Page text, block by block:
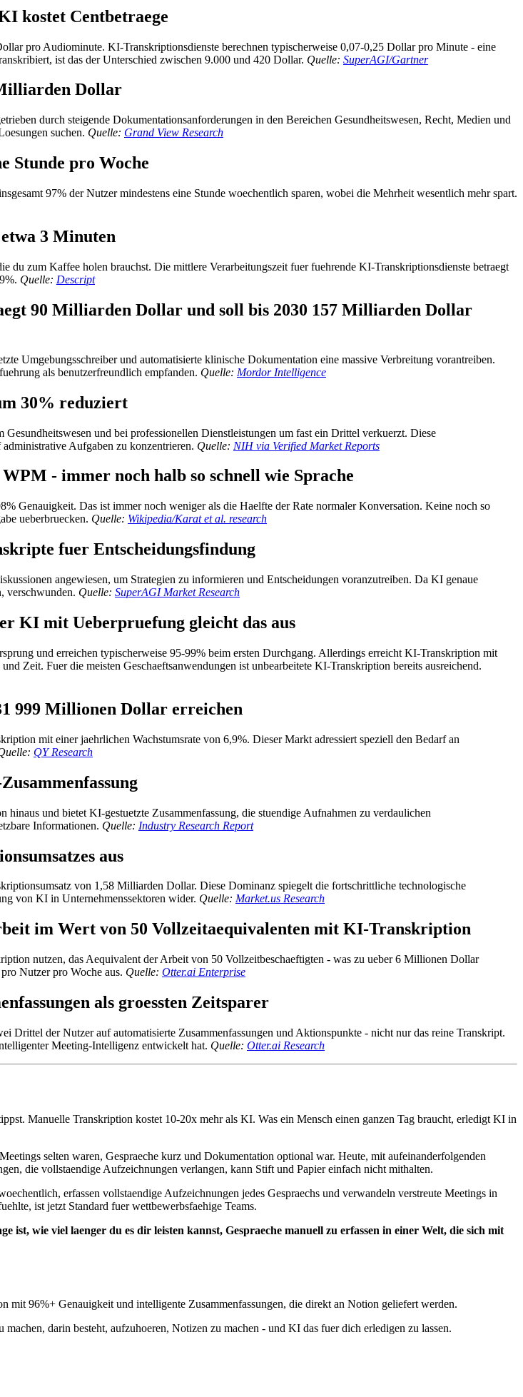
kostet Centbetraege
pro Audiominute. KI-Transkriptionsdienste berechnen typischerweise 0,07-0,25 Dollar pro Minute - eine
ist das der Unterschied zwischen 9.000 und 420 Dollar. Quelle: SuperAGI/Gartner
Dollar
durch steigende Dokumentationsanforderungen in den Bereichen Gesundheitswesen, Recht, Medien und
suchen. Quelle: Grand View Research
Stunde pro Woche
97% der Nutzer mindestens eine Stunde woechentlich sparen, wobei die Mehrheit wesentlich mehr spart.
3 Minuten
zum Kaffee holen brauchst. Die mittlere Verarbeitungszeit fuer fuehrende KI-Transkriptionsdienste betraegt
Quelle: Descript
90 Milliarden Dollar und soll bis 2030 157 Milliarden Dollar
Umgebungsschreiber und automatisierte klinische Dokumentation eine massive Verbreitung vorantreiben.
als benutzerfreundlich empfanden. Quelle: Mordor Intelligence
30% reduziert
und bei professionellen Dienstleistungen um fast ein Drittel verkuerzt. Diese
Aufgaben zu konzentrieren. Quelle: NIH via Verified Market Reports
- immer noch halb so schnell wie Sprache
Genauigkeit. Das ist immer noch weniger als die Haelfte der Rate normaler Konversation. Keine noch so
ueberbruecken. Quelle: Wikipedia/Karat et al. research
fuer Entscheidungsfindung
angewiesen, um Strategien zu informieren und Entscheidungen voranzutreiben. Da KI genaue
verschwunden. Quelle: SuperAGI Market Research
KI mit Ueberpruefung gleicht das aus
und erreichen typischerweise 95-99% beim ersten Durchgang. Allerdings erreicht KI-Transkription mit
Zeit. Fuer die meisten Geschaeftsanwendungen ist unbearbeitete KI-Transkription bereits ausreichend.
999 Millionen Dollar erreichen
mit einer jaehrlichen Wachstumsrate von 6,9%. Dieser Markt adressiert speziell den Bedarf an
QY Research
und bietet KI-gestuetzte Zusammenfassung, die stuendige Aufnahmen zu verdaulichen
Informationen. Quelle: Industry Research Report
aus
von 1,58 Milliarden Dollar. Diese Dominanz spiegelt die fortschrittliche technologische
von KI in Unternehmenssektoren wider. Quelle: Market.us Research
im Wert von 50 Vollzeitaequivalenten mit KI-Transkription
nutzen, das Aequivalent der Arbeit von 50 Vollzeitbeschaeftigten - was zu ueber 6 Millionen Dollar
Nutzer pro Woche aus. Quelle: Otter.ai Enterprise
als groessten Zeitsparer
der Nutzer auf automatisierte Zusammenfassungen und Aktionspunkte - nicht nur das reine Transkript.
Meeting-Intelligenz entwickelt hat. Quelle: Otter.ai Research
Manuelle Transkription kostet 10-20x mehr als KI. Was ein Mensch einen ganzen Tag braucht, erledigt KI in
selten waren, Gespraeche kurz und Dokumentation optional war. Heute, mit aufeinanderfolgenden
die vollstaendige Aufzeichnungen verlangen, kann Stift und Papier einfach nicht mithalten.
erfassen vollstaendige Aufzeichnungen jedes Gespraechs und verwandeln verstreute Meetings in
ist jetzt Standard fuer wettbewerbsfaehige Teams.
wie viel laenger du es dir leisten kannst, Gespraeche manuell zu erfassen in einer Welt, die sich mit
96%+ Genauigkeit und intelligente Zusammenfassungen, die direkt an Notion geliefert werden.
machen, darin besteht, aufzuhoeren, Notizen zu machen - und KI das fuer dich erledigen zu lassen.